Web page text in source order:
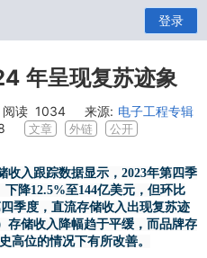
登录
年呈现复苏迹象
阅读 1034 来源: 电子工程专辑
文章 外链 公开
入跟踪数据显示，2023年第四季
降12.5%至144亿美元，但环比
季度，直流存储收入出现复苏迹
存储收入降幅趋于平缓，而品牌存
高位的情况下有所改善。